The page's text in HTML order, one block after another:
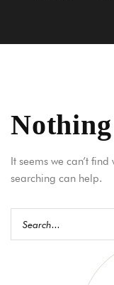
It seems we can’t
searching can help.